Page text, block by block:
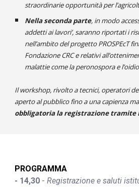
straordinarie opportunità per
Nella seconda parte, in modo
addetti ai lavori’, saranno riportati i
nell’ambito del progetto PROSPEcT
Fondazione CRC e relativi
malattie come la peronospora e
Il workshop, rivolto a tecnici, operatori
aperto al pubblico fino a una capienza
obbligatoria la registrazione tramite
PROGRAMMA
- 14,30 - Registrazione e saluti